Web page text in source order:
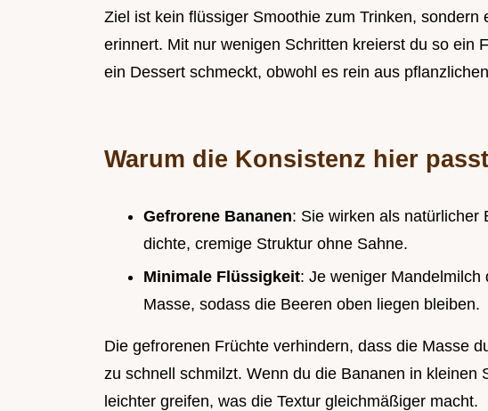
Ziel ist kein flüssiger Smoothie zum Trinken, sondern
erinnert. Mit nur wenigen Schritten kreierst du so ein
ein Dessert schmeckt, obwohl es rein aus
Warum die Konsistenz hier passt
Gefrorene Bananen: Sie wirken als natürlicher
dichte, cremige Struktur ohne Sahne.
Minimale Flüssigkeit: Je weniger
Masse, sodass die Beeren oben liegen bleiben.
Die gefrorenen Früchte verhindern, dass die Masse
zu schnell schmilzt. Wenn du die Bananen in kleinen
leichter greifen, was die Textur gleichmäßiger macht.